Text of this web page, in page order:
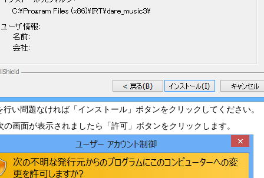
行い問題なければ「インストール」ボタンをクリックしてください。
画面が表示されましたら「許可」ボタンをクリックします。